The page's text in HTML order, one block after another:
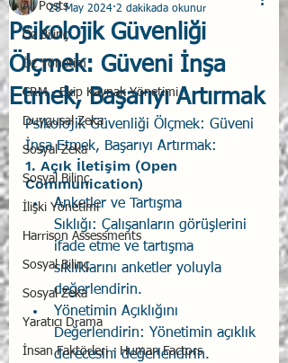
All Posts
Öz Bilinç
Öz Yönetim
CRM - Ekip Kaynak Yönetimi
Duygusal Zeka
Sosyal Zeka
Sosyal Bilinç
İlişki Yönetimi
Harrison Assessments
Sosyal Bilinç
Sosyal Zeka
Yaratıcı Drama
İnsan Faktörleri - Human Factors
Psikolojik Güvenliği
Ölçmek: Güveni İnşa
Etmek, Başarıyı Artırmak
28 May 2024 2 dakikada okunur
Psikolojik Güvenliği Ölçmek: Güveni
İnşa Etmek, Başarıyı Artırmak:
1. Açık İletişim (Open
Communication)
Anketler ve Tartışma
Sıklığı: Çalışanların görüşlerini
ifade etme ve tartışma
sıklıklarını anketler yoluyla
değerlendirin.
Yönetimin Açıklığını
Değerlendirin: Yönetimin açıklık
derecesini değerlendirin.